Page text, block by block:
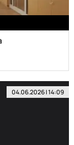
04.06.2026 | 14:09